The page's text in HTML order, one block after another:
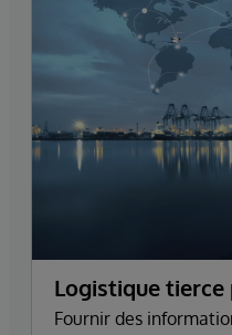
Logistique tierce
Fournir des